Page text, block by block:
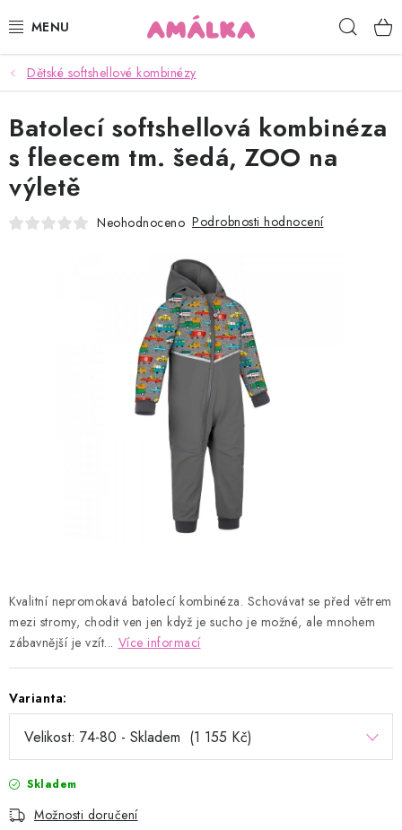
na
KOJENECKÉ, DĚTSKÉ OBLEČENÍ
ČEPICE, RUKAVICE, NÁKRČNÍKY
OSUŠKY, BRYNDÁKY, DEKY, DOPLŇKY
SOFTSHELL
HODNOCENÍ OBCHODU
Proč AMÁLKA?
Doprava a platba
Postup pro vrácení a výměnu
Obchodní podmínky
Podmínky ochrany osobních údajů
Blog
Dětské softshellové kombinézy
Kvalitní nepromokavá batolecí kombinéza. Schovávat se před větrem
mezi stromy, chodit ven jen když je sucho je možné, ale mnohem
zábavnější je vzít... Více informací
Varianta:
Skladem
Možnosti doručení
Batolecí softshellová kombinéza
s fleecem tm. šedá, ZOO na
výletě
Neohodnoceno Podrobnosti hodnocení